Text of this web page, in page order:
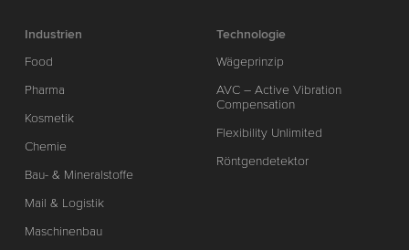
Industrien
Food
Pharma
Kosmetik
Chemie
Bau- & Mineralstoffe
Mail & Logistik
Maschinenbau
Technologie
Wägeprinzip
AVC – Active Vibration
Compensation
Flexibility Unlimited
Röntgendetektor